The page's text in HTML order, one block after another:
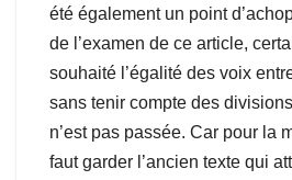
été également un point
de l’examen de ce article,
souhaité l’égalité des voix
sans tenir compte des
n’est pas passée. Car pour la
faut garder l’ancien texte qui